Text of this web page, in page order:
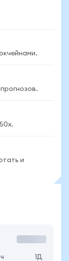
и
1Д